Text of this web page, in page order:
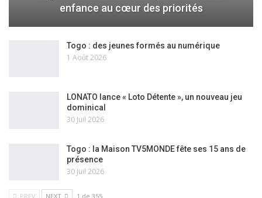
enfance au cœur des priorités
Togo : des jeunes formés au numérique
1 Août 2026
LONATO lance « Loto Détente », un nouveau jeu
dominical
30 Juil 2026
Togo : la Maison TV5MONDE fête ses 15 ans de
présence
30 Juil 2026
PREV NEXT 1 de 355